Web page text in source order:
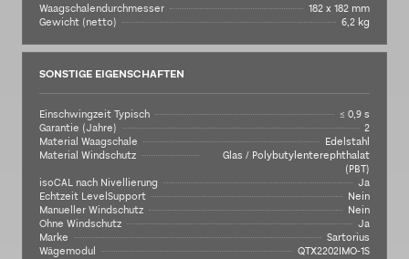
Waagschalendurchmesser
182 x 182 mm
Gewicht (netto)
6,2 kg
SONSTIGE EIGENSCHAFTEN
Einschwingzeit Typisch
≤ 0,9 s
Garantie (Jahre)
2
Material Waagschale
Edelstahl
Material Windschutz
Glas / Polybutylenterephthalat
(PBT)
isoCAL nach Nivellierung
Ja
Echtzeit LevelSupport
Nein
Manueller Windschutz
Nein
Ohne Windschutz
Ja
Marke
Sartorius
Wägemodul
QTX2202IMO-1S